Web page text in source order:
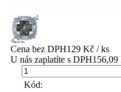
Cena bez DPH129 Kč / ks
U nás zaplatíte s DPH156,09
Kód: